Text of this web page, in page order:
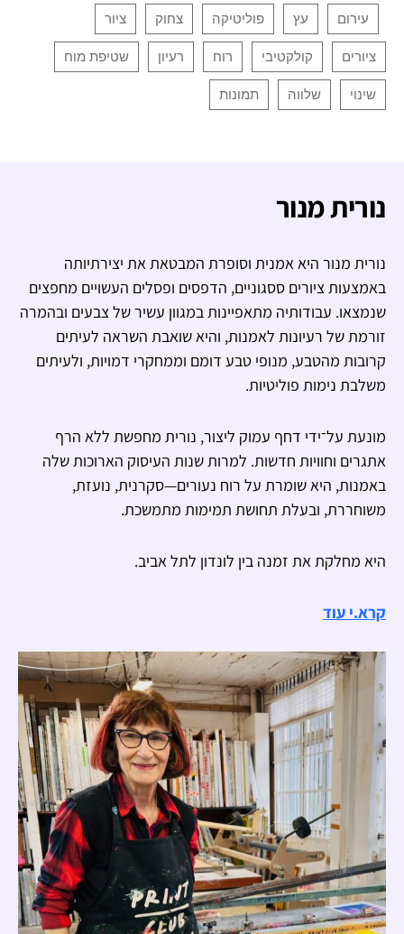
נורית מנור
נורית מנור היא אמנית וסופרת המבטאת את יצירתיותה
באמצעות ציורים ססגוניים, הדפסים ופסלים העשויים מחפצים
שנמצאו. עבודותיה מתאפיינות במגוון עשיר של צבעים ובהמרה
זורמת של רעיונות לאמנות, והיא שואבת השראה לעיתים
קרובות מהטבע, מנופי טבע דומם וממחקרי דמויות, ולעיתים
משלבת נימות פוליטיות.
מונעת על־ידי דחף עמוק ליצור, נורית מחפשת ללא הרף
אתגרים וחוויות חדשות. למרות שנות העיסוק הארוכות שלה
באמנות, היא שומרת על רוח נעורים—סקרנית, נועזת,
משוחררת, ובעלת תחושת תמימות מתמשכת.
היא מחלקת את זמנה בין לונדון לתל אביב.
קרא.י עוד